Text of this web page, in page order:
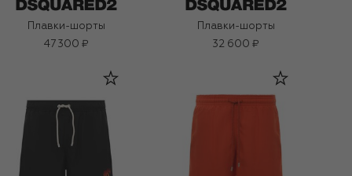
Плавки-шорты
47 300 ₽
Плавки-шорты
32 600 ₽